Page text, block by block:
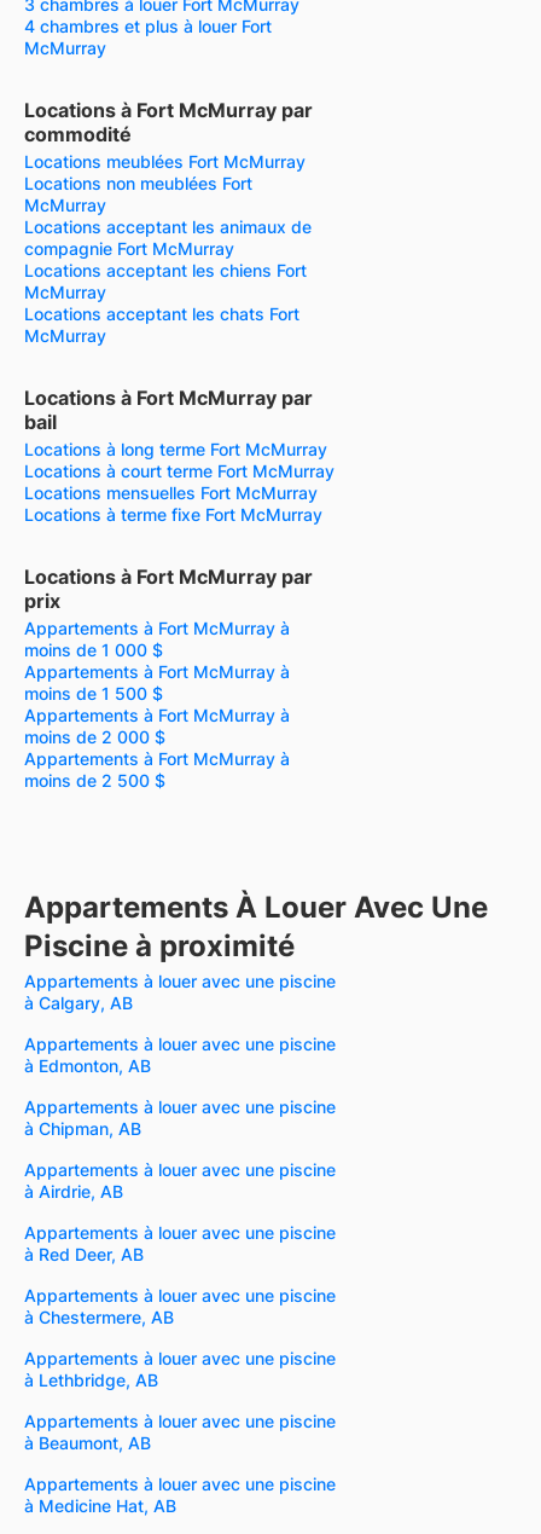
3 chambres à louer Fort McMurray
4 chambres et plus à louer Fort
McMurray
Locations à Fort McMurray par
commodité
Locations meublées Fort McMurray
Locations non meublées Fort
McMurray
Locations acceptant les animaux de
compagnie Fort McMurray
Locations acceptant les chiens Fort
McMurray
Locations acceptant les chats Fort
McMurray
Locations à Fort McMurray par
bail
Locations à long terme Fort McMurray
Locations à court terme Fort McMurray
Locations mensuelles Fort McMurray
Locations à terme fixe Fort McMurray
Locations à Fort McMurray par
prix
Appartements à Fort McMurray à
moins de 1 000 $
Appartements à Fort McMurray à
moins de 1 500 $
Appartements à Fort McMurray à
moins de 2 000 $
Appartements à Fort McMurray à
moins de 2 500 $
Appartements À Louer Avec Une
Piscine à proximité
Appartements à louer avec une piscine
à Calgary, AB
Appartements à louer avec une piscine
à Edmonton, AB
Appartements à louer avec une piscine
à Chipman, AB
Appartements à louer avec une piscine
à Airdrie, AB
Appartements à louer avec une piscine
à Red Deer, AB
Appartements à louer avec une piscine
à Chestermere, AB
Appartements à louer avec une piscine
à Lethbridge, AB
Appartements à louer avec une piscine
à Beaumont, AB
Appartements à louer avec une piscine
à Medicine Hat, AB